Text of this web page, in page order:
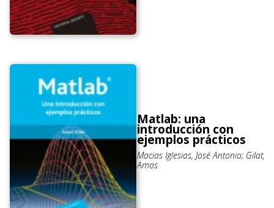
Matlab: una
introducción con
ejemplos prácticos
Macias Iglesias, José Antonio; Gilat,
Amos